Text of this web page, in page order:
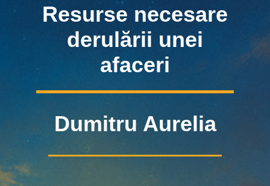
Resurse necesare
derulării unei
afaceri
Dumitru Aurelia